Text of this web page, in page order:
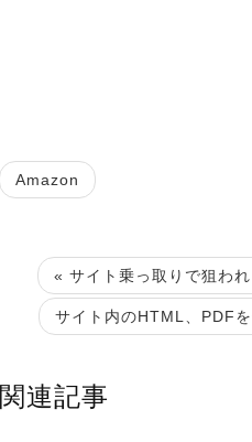
Amazon
« サイト乗っ取りで狙わ
サイト内のHTML、PDF
関連記事